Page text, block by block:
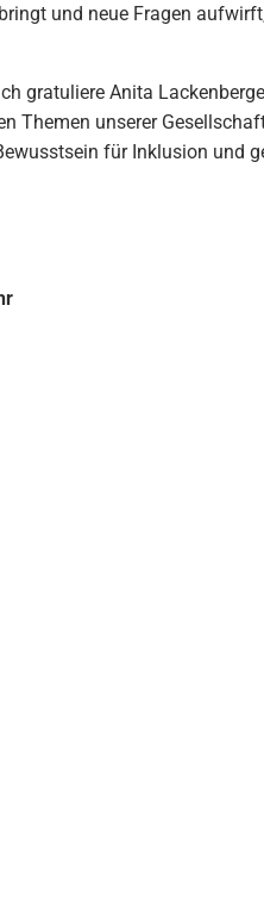
und neue Fragen
gratuliere Anita
Themen unserer
für Inklusion und